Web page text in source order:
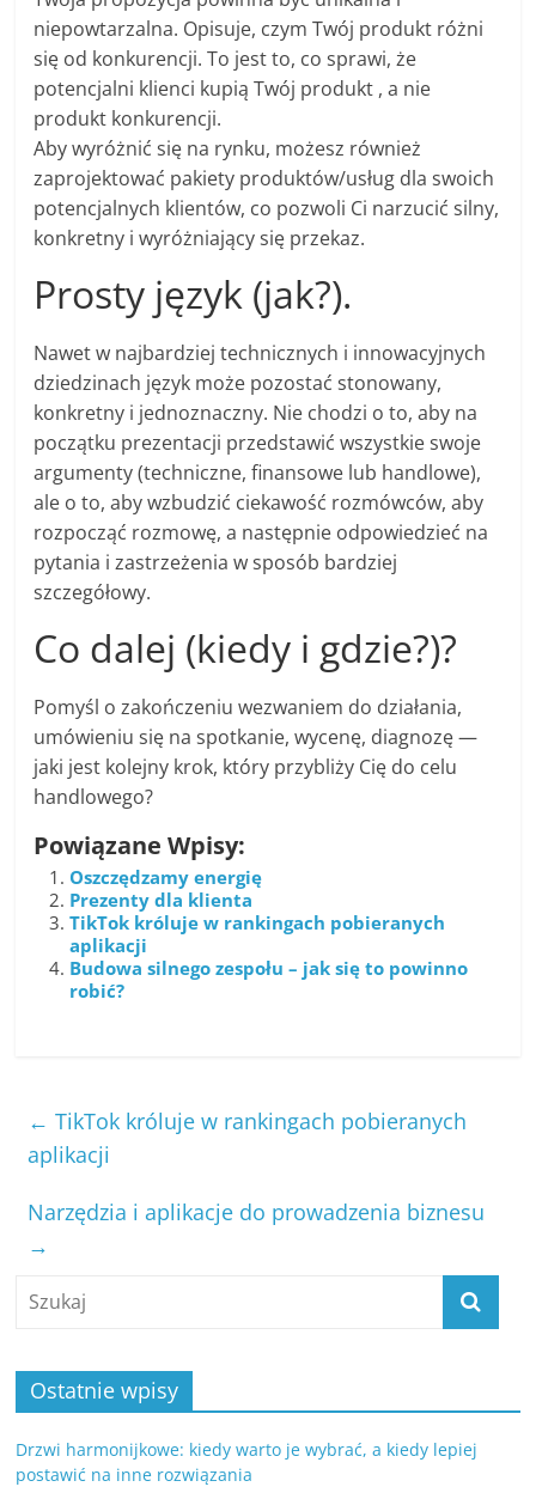
niepowtarzalna. Opisuje, czym Twój produkt różni
się od konkurencji. To jest to, co sprawi, że
potencjalni klienci kupią Twój produkt , a nie
produkt konkurencji.
Aby wyróżnić się na rynku, możesz również
zaprojektować pakiety produktów/usług dla swoich
potencjalnych klientów, co pozwoli Ci narzucić silny,
konkretny i wyróżniający się przekaz.
Prosty język (jak?).
Nawet w najbardziej technicznych i innowacyjnych
dziedzinach język może pozostać stonowany,
konkretny i jednoznaczny. Nie chodzi o to, aby na
początku prezentacji przedstawić wszystkie swoje
argumenty (techniczne, finansowe lub handlowe),
ale o to, aby wzbudzić ciekawość rozmówców, aby
rozpocząć rozmowę, a następnie odpowiedzieć na
pytania i zastrzeżenia w sposób bardziej
szczegółowy.
Co dalej (kiedy i gdzie?)?
Pomyśl o zakończeniu wezwaniem do działania,
umówieniu się na spotkanie, wycenę, diagnozę —
jaki jest kolejny krok, który przybliży Cię do celu
handlowego?
Powiązane Wpisy:
Oszczędzamy energię
Prezenty dla klienta
TikTok króluje w rankingach pobieranych
aplikacji
Budowa silnego zespołu – jak się to powinno
robić?
← TikTok króluje w rankingach pobieranych
aplikacji
Narzędzia i aplikacje do prowadzenia biznesu
→
Ostatnie wpisy
Drzwi harmonijkowe: kiedy warto je wybrać, a kiedy lepiej
postawić na inne rozwiązania